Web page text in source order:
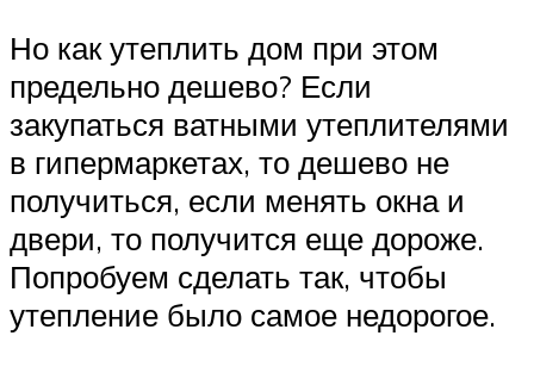
Но как утеплить дом при этом
предельно дешево? Если
закупаться ватными утеплителями
в гипермаркетах, то дешево не
получиться, если менять окна и
двери, то получится еще дороже.
Попробуем сделать так, чтобы
утепление было самое недорогое.